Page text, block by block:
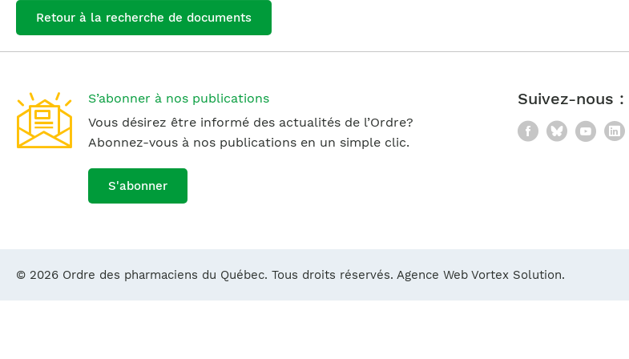
Retour à la recherche de documents
S’abonner à nos publications
Vous désirez être informé des actualités de l’Ordre?
Abonnez-vous à nos publications en un simple clic.
S'abonner
Suivez-nous :
Facebook
Bluesky
© 2026 Ordre des pharmaciens du Québec. Tous droits réservés. Agence Web Vortex Solution.